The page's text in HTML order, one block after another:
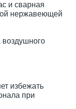
и сварная
нержавеющей
воздушного
избежать
при